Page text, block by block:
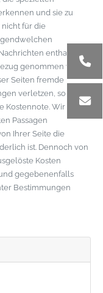
und sie zu
für die
enthalten
genommen wird.
Seiten fremde
verletzen, so bitten
Kostennote. Wir
Passagen
Ihrer Seite die
ist. Dennoch von
Kosten
gegebenenfalls
Bestimmungen